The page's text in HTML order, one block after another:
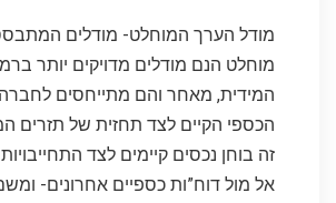
מודל הערך המוחלט- מודלים
מוחלט הנם מודלים מדויקים יותר
המידית, מאחר והם מתייחסים
הכספי הקיים לצד תחזית של תזרים
זה בוחן נכסים קיימים לצד
אל מול דוח”ות כספיים אחרונים-